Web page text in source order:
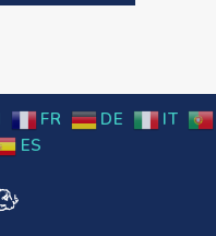
FR DE
IT
ES